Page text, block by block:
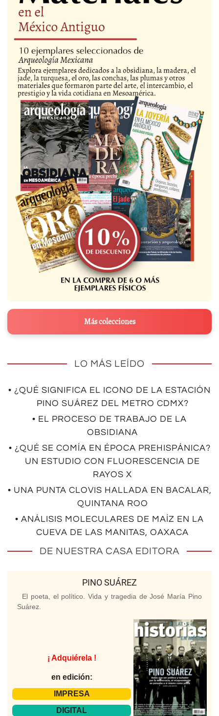
Más colecciones
LO MÁS LEÍDO
• ¿QUÉ SIGNIFICA EL ICONO DE LA ESTACIÓN
PINO SUÁREZ DEL METRO CDMX?
• EL PROCESO DE TRABAJO DE LA
OBSIDIANA
• ¿QUÉ SE COMÍA EN ÉPOCA PREHISPÁNICA?
UN ESTUDIO CON FLUORESCENCIA DE
RAYOS X
• UNA PUNTA CLOVIS HALLADA EN BACALAR,
QUINTANA ROO
• ANÁLISIS MOLECULARES DE MAÍZ EN LA
CUEVA DE LAS MANITAS, OAXACA
DE NUESTRA CASA EDITORA
PINO SUÁREZ
El poeta, el político. Vida y tragedia de José María Pino
Suárez.
¡ Adquiérela !
en edición:
IMPRESA
DIGITAL